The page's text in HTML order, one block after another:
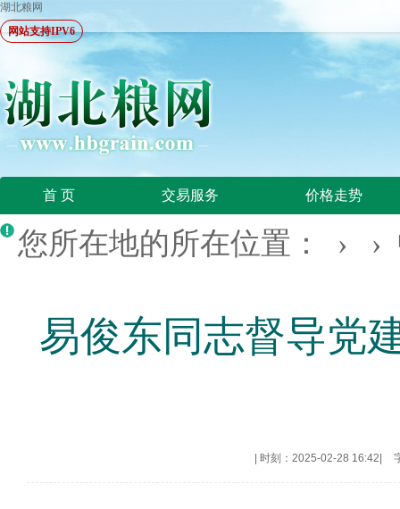
湖北粮网
网站支持IPV6
首 页 交易服务 价格走势
您所在地的所在位置： › ›
易俊东同志督导党
时刻：2025-02-28 16:42